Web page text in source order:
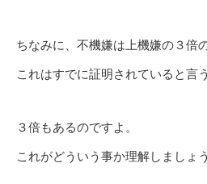
ちなみに、不機嫌は上機嫌の３倍
これはすでに証明されていると言
３倍もあるのですよ。
これがどういう事か理解しましょう